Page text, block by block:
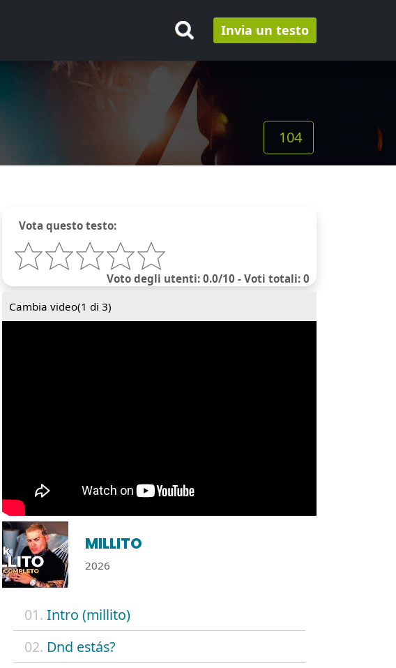
Invia un testo
104
Vota questo testo:
Voto degli utenti: 0.0/10 - Voti totali: 0
Cambia video(1 di 3)
MILLITO
2026
01. Intro (millito)
02. Dnd estás?